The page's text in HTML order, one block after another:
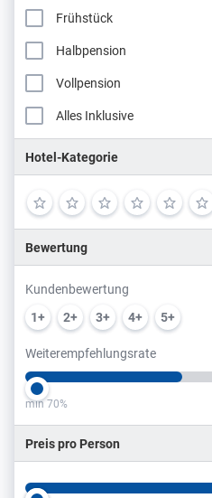
Frühstück
Halbpension
Vollpension
Alles Inklusive
Hotel-Kategorie
Bewertung
Kundenbewertung
1+
2+ 3+ 4+ 5+
Weiterempfehlungsrate
Slider
min 70%
Preis pro Person